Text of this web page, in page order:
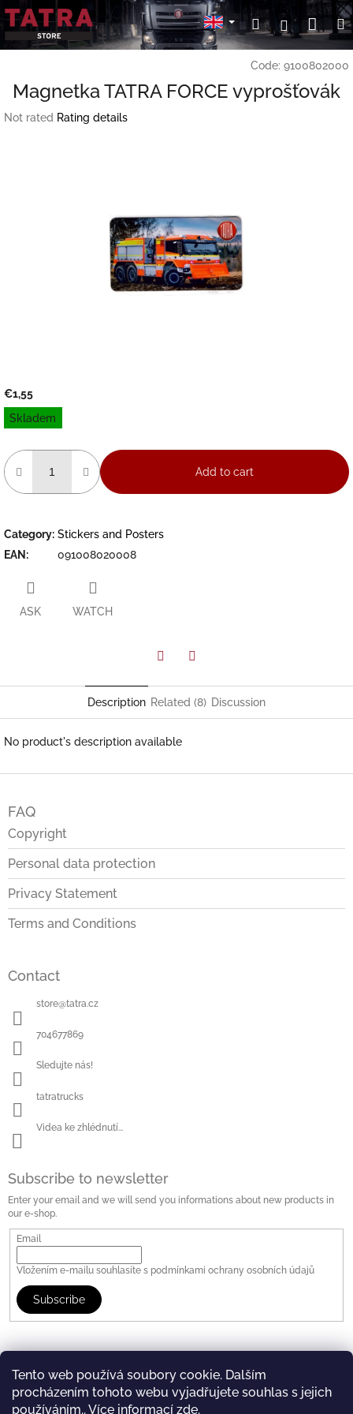
Tento web používá soubory cookie. Dalším
procházením tohoto webu vyjadřujete souhlas s jejich
používáním.. Více informací zde.
Skip
content
Search
Login
cart
Code: 9100802000
Magnetka TATRA FORCE vyprošťovák
The
Not rated Rating details
€1,55
Measure
price:
Skladem
Add to cart
Category: Stickers and Posters
EAN : 091008020008
ASK WATCH
Description Related (8) Discussion
No product's description available
e
FAQ
Copyright
Personal data protection
Privacy Statement
Terms and Conditions
Contact
store@tatra.cz
704677869
Sledujte nás!
tatratrucks
Videa ke zhlédnutí...
Subscribe to newsletter
Enter your email and we will send you informations about new products in
our e-shop.
Email
Vložením e-mailu souhlasíte s podmínkami ochrany osobních údajů
Subscribe
www.tatratrucks.com Tatra Truck Store